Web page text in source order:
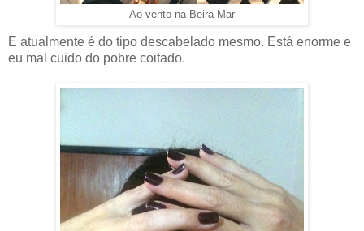
Ao vento na Beira Mar
E atualmente é do tipo descabelado mesmo. Está enorme e
eu mal cuido do pobre coitado.